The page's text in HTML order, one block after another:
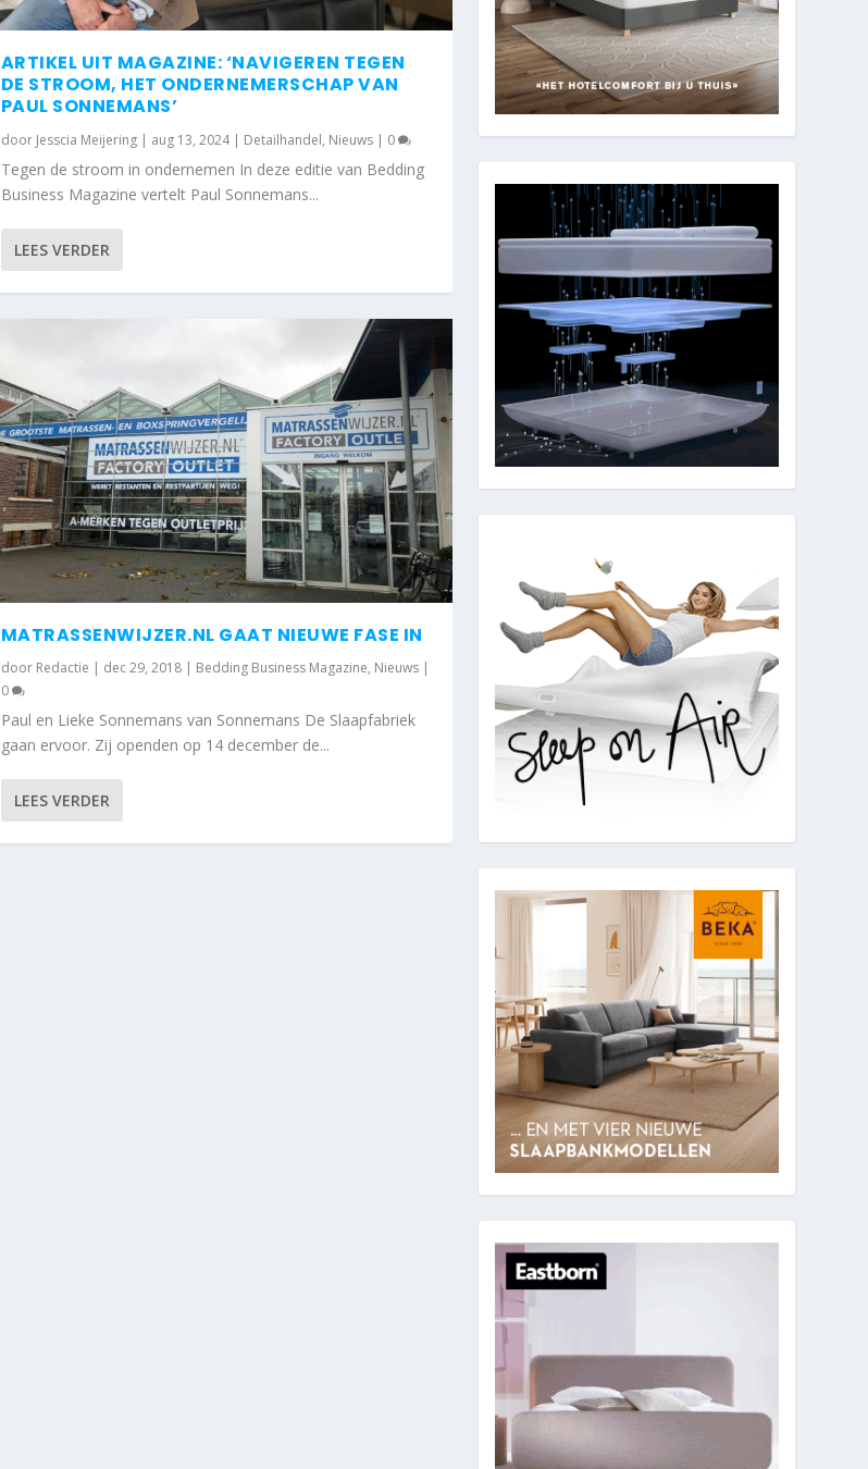
ARTIKEL UIT MAGAZINE: ‘NAVIGEREN TEGEN
DE STROOM, HET ONDERNEMERSCHAP VAN
PAUL SONNEMANS’
door Jesscia Meijering| aug 13, 2024| Detailhandel, Nieuws| 0
Tegen de stroom in ondernemen In deze editie van Bedding
Business Magazine vertelt Paul Sonnemans...
LEES VERDER
MATRASSENWIJZER.NL GAAT NIEUWE FASE IN
door Redactie | dec 29, 2018| Bedding Business Magazine, Nieuws|
0
Paul en Lieke Sonnemans van Sonnemans De Slaapfabriek
gaan ervoor. Zij openden op 14 december de...
LEES VERDER